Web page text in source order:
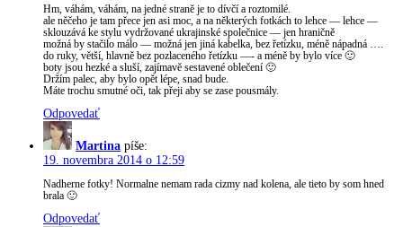
Hm, váhám, váhám, na jedné straně je to dívčí a roztomilé.
ale něčeho je tam přece jen asi moc, a na některých fotkách to lehce — lehce —
sklouzává ke stylu vydržované ukrajinské společnice — jen hraničně
možná by stačilo málo — možná jen jiná kabelka, bez řetízku, méně nápadná ….
do ruky, větší, hlavně bez pozlaceného řetízku —- a méně by bylo více 🙂
boty jsou hezké a sluší, zajímavě sestavené oblečení 🙂
Držím palec, aby bylo opět lépe, snad bude.
Máte trochu smutné oči, tak přeji aby se zase pousmály.
Odpovedať
Martina píše:
19. novembra 2014 o 12:59
Nadherne fotky! Normalne nemam rada cizmy nad kolena, ale tieto by som hned
brala 🙂
Odpovedať